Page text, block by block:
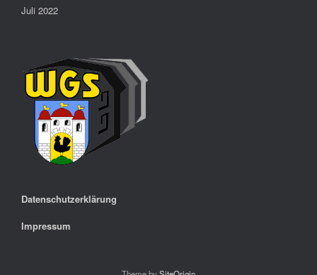
Juli 2022
Datenschutzerklärung
Impressum